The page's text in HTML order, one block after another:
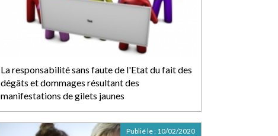
La responsabilité sans faute de l'Etat du fait des
dégâts et dommages résultant des
manifestations de gilets jaunes
Publié le : 10/02/2020